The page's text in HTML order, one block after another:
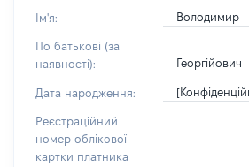
Ім'я: Володимир
По батькові (за
наявності):
Георгійович
Дата народження:
Реєстраційний
номер облікової
картки платника